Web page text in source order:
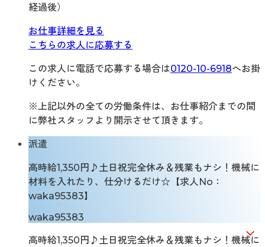
経過後）
お仕事詳細を見る
こちらの求人に応募する
この求人に電話で応募する場合は0120-10-6918へお掛
けください。
※上記以外の全ての労働条件は、お仕事紹介までの間
に弊社スタッフより開示させて頂きます。
派遣
高時給1,350円♪土日祝完全休み＆残業もナシ！機械に
材料を入れたり、仕分けるだけ☆【求人No：
waka95383】
waka95383
高時給1,350円♪土日祝完全休み＆残業もナシ！機械に